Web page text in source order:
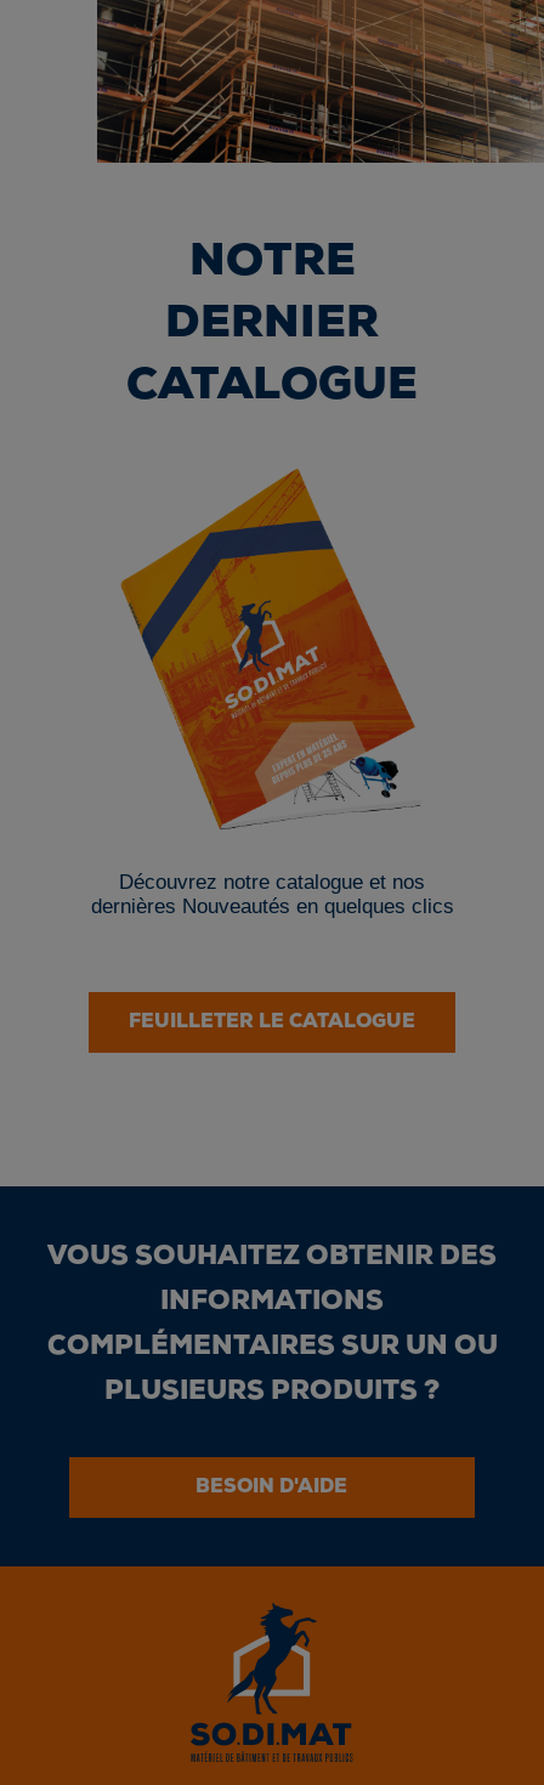
NOTRE
DERNIER
CATALOGUE
Découvrez notre catalogue et nos
dernières Nouveautés en quelques clics
FEUILLETER LE CATALOGUE
VOUS SOUHAITEZ OBTENIR DES
INFORMATIONS
COMPLÉMENTAIRES SUR UN OU
PLUSIEURS PRODUITS ?
BESOIN D'AIDE